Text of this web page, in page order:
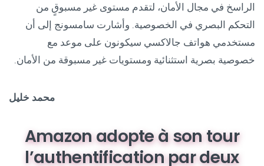
الراسخ في مجال الأمان، لتقدم مستوى غير مسبوقٍ من
التحكم البصري في الخصوصية. وأشارت سامسونج إلى أن
مستخدمي هواتف جالاكسي سيكونون على موعد مع
خصوصية بصرية استثنائية ومستويات غير مسبوقة من الأمان.
محمد خليل
Amazon adopte à son tour
l’authentification par deux